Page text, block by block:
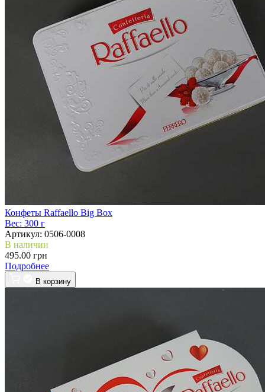
Конфеты Raffaello Big Box
Вес: 300 г
Артикул: 0506-0008
В наличии
495.00 грн
Подробнее
В корзину